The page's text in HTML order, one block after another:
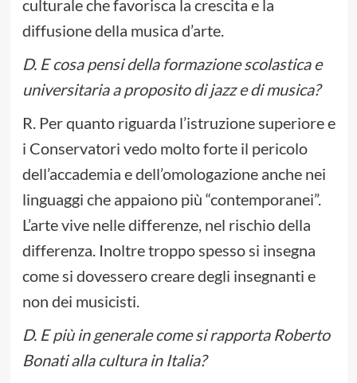
culturale che favorisca la crescita e la
diffusione della musica d’arte.
D. E cosa pensi della formazione scolastica e
universitaria a proposito di jazz e di musica?
R. Per quanto riguarda l’istruzione superiore e
i Conservatori vedo molto forte il pericolo
dell’accademia e dell’omologazione anche nei
linguaggi che appaiono più “contemporanei”.
L’arte vive nelle differenze, nel rischio della
differenza. Inoltre troppo spesso si insegna
come si dovessero creare degli insegnanti e
non dei musicisti.
D. E più in generale come si rapporta Roberto
Bonati alla cultura in Italia?